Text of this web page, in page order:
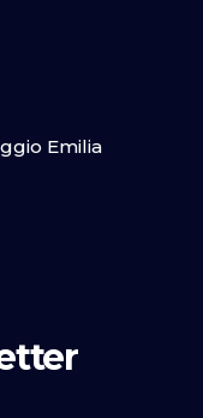
Emilia